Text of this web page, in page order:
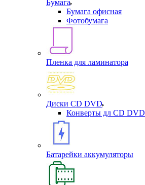
Бумага
Бумага офисная
Фотобумага
Пленка для ламинатора
Диски CD DVD
Конверты дл CD DVD
Батарейки аккумуляторы